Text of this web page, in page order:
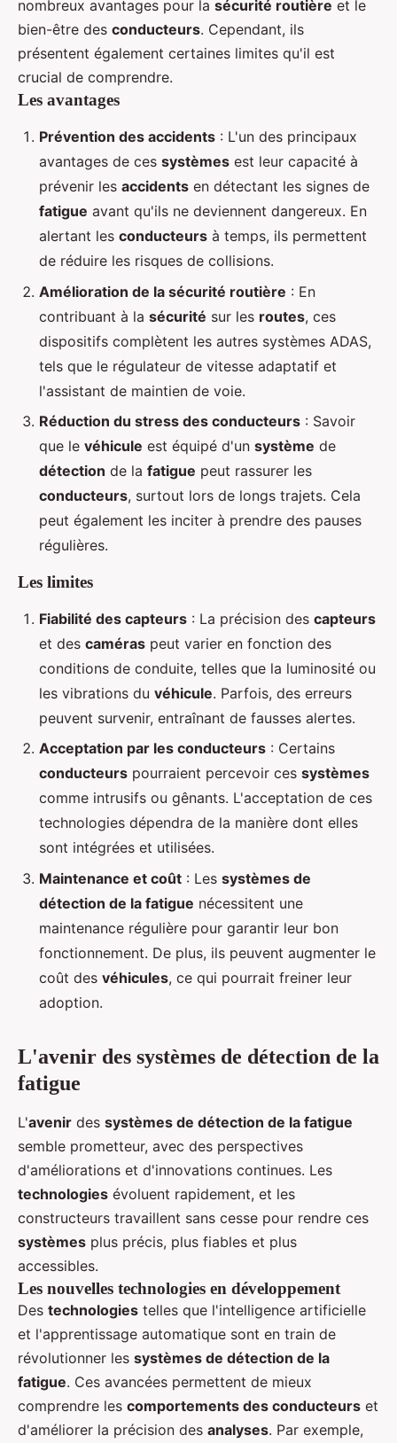
nombreux avantages pour la sécurité routière et le
bien-être des conducteurs. Cependant, ils
présentent également certaines limites qu'il est
crucial de comprendre.
Les avantages
Prévention des accidents : L'un des principaux
avantages de ces systèmes est leur capacité à
prévenir les accidents en détectant les signes de
fatigue avant qu'ils ne deviennent dangereux. En
alertant les conducteurs à temps, ils permettent
de réduire les risques de collisions.
Amélioration de la sécurité routière : En
contribuant à la sécurité sur les routes, ces
dispositifs complètent les autres systèmes ADAS,
tels que le régulateur de vitesse adaptatif et
l'assistant de maintien de voie.
Réduction du stress des conducteurs : Savoir
que le véhicule est équipé d'un système de
détection de la fatigue peut rassurer les
conducteurs, surtout lors de longs trajets. Cela
peut également les inciter à prendre des pauses
régulières.
Les limites
Fiabilité des capteurs : La précision des capteurs
et des caméras peut varier en fonction des
conditions de conduite, telles que la luminosité ou
les vibrations du véhicule. Parfois, des erreurs
peuvent survenir, entraînant de fausses alertes.
Acceptation par les conducteurs : Certains
conducteurs pourraient percevoir ces systèmes
comme intrusifs ou gênants. L'acceptation de ces
technologies dépendra de la manière dont elles
sont intégrées et utilisées.
Maintenance et coût : Les systèmes de
détection de la fatigue nécessitent une
maintenance régulière pour garantir leur bon
fonctionnement. De plus, ils peuvent augmenter le
coût des véhicules, ce qui pourrait freiner leur
adoption.
L'avenir des systèmes de détection de la
fatigue
L'avenir des systèmes de détection de la fatigue
semble prometteur, avec des perspectives
d'améliorations et d'innovations continues. Les
technologies évoluent rapidement, et les
constructeurs travaillent sans cesse pour rendre ces
systèmes plus précis, plus fiables et plus
accessibles.
Les nouvelles technologies en développement
Des technologies telles que l'intelligence artificielle
et l'apprentissage automatique sont en train de
révolutionner les systèmes de détection de la
fatigue. Ces avancées permettent de mieux
comprendre les comportements des conducteurs et
d'améliorer la précision des analyses. Par exemple,